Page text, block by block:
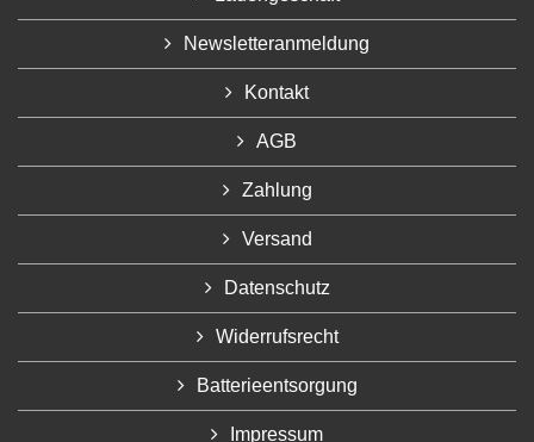
Newsletteranmeldung
Kontakt
AGB
Zahlung
Versand
Datenschutz
Widerrufsrecht
Batterieentsorgung
Impressum